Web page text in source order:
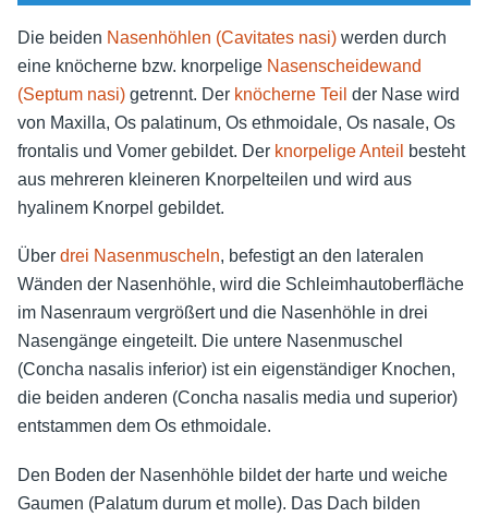
Die beiden Nasenhöhlen (Cavitates nasi) werden durch
eine knöcherne bzw. knorpelige Nasenscheidewand
(Septum nasi) getrennt. Der knöcherne Teil der Nase wird
von Maxilla, Os palatinum, Os ethmoidale, Os nasale, Os
frontalis und Vomer gebildet. Der knorpelige Anteil
besteht
aus mehreren kleineren Knorpelteilen und wird aus
hyalinem Knorpel gebildet.
Über drei Nasenmuscheln, befestigt an den lateralen
Wänden der Nasenhöhle, wird die Schleimhautoberfläche
im Nasenraum vergrößert und die Nasenhöhle in drei
Nasengänge eingeteilt. Die untere Nasenmuschel
(Concha nasalis inferior) ist ein eigenständiger Knochen,
die beiden anderen (Concha nasalis media und superior)
entstammen dem Os ethmoidale.
Den Boden der Nasenhöhle bildet der harte und weiche
Gaumen (Palatum durum et molle). Das Dach bilden